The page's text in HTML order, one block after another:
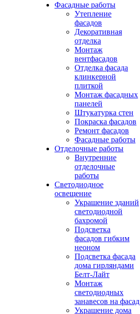
Фасадные работы
Утепление
фасадов
Декоративная
отделка
Монтаж
вентфасадов
Отделка фасада
клинкерной
плиткой
Монтаж фасадных
панелей
Штукатурка стен
Покраска фасадов
Ремонт фасадов
Фасадные работы
Отделочные работы
Внутренние
отделочные
работы
Светодиодное
освещение
Украшение зданий
светодиодной
бахромой
Подсветка
фасадов гибким
неоном
Подсветка фасада
дома гирляндами
Белт-Лайт
Монтаж
светодиодных
занавесов на фасад
Украшение дома